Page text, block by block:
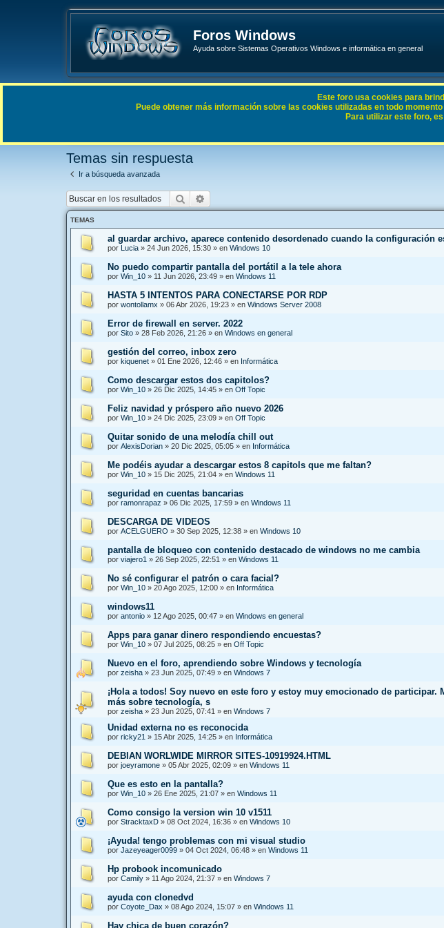
Foros Windows
Ayuda sobre Sistemas Operativos Windows e informática en general
Enlaces rápidos FAQ
Temas sin respuesta
Ir a búsqueda avanzada
Buscar
TEMAS
al guardar archivo, aparece contenido desordenado cuando la configuración
por Lucia » 24 Jun 2026, 15:30 » en Windows 10
No puedo compartir pantalla del portátil a la tele ahora
por Win_10 » 11 Jun 2026, 23:49 » en Windows 11
HASTA 5 INTENTOS PARA CONECTARSE POR RDP
por wontollamx » 06 Abr 2026, 19:23 » en Windows Server 2008
Error de firewall en server. 2022
por Sito » 28 Feb 2026, 21:26 » en Windows en general
gestión del correo, inbox zero
por kiquenet » 01 Ene 2026, 12:46 » en Informática
Como descargar estos dos capitolos?
por Win_10 » 26 Dic 2025, 14:45 » en Off Topic
Feliz navidad y próspero año nuevo 2026
por Win_10 » 24 Dic 2025, 23:09 » en Off Topic
Quitar sonido de una melodía chill out
por AlexisDorian » 20 Dic 2025, 05:05 » en Informática
Me podéis ayudar a descargar estos 8 capitols que me faltan?
por Win_10 » 15 Dic 2025, 21:04 » en Windows 11
seguridad en cuentas bancarias
por ramonrapaz » 06 Dic 2025, 17:59 » en Windows 11
DESCARGA DE VIDEOS
por ACELGUERO » 30 Sep 2025, 12:38 » en Windows 10
pantalla de bloqueo con contenido destacado de windows no me cambia
por viajero1 » 26 Sep 2025, 22:51 » en Windows 11
No sé configurar el patrón o cara facial?
por Win_10 » 20 Ago 2025, 12:00 » en Informática
windows11
por antonio » 12 Ago 2025, 00:47 » en Windows en general
Apps para ganar dinero respondiendo encuestas?
por Win_10 » 07 Jul 2025, 08:25 » en Off Topic
Nuevo en el foro, aprendiendo sobre Windows y tecnología
por zeisha » 23 Jun 2025, 07:49 » en Windows 7
¡Hola a todos! Soy nuevo en este foro y estoy muy emocionado de participar.
más sobre tecnología, s
por zeisha » 23 Jun 2025, 07:41 » en Windows 7
Unidad externa no es reconocida
por ricky21 » 15 Abr 2025, 14:25 » en Informática
DEBIAN WORLWIDE MIRROR SITES-10919924.HTML
por joeyramone » 05 Abr 2025, 02:09 » en Windows 11
Que es esto en la pantalla?
por Win_10 » 26 Ene 2025, 21:07 » en Windows 11
Como consigo la version win 10 v1511
por StracktaxD » 08 Oct 2024, 16:36 » en Windows 10
¡Ayuda! tengo problemas con mi visual studio
por Jazeyeager0099 » 04 Oct 2024, 06:48 » en Windows 11
Hp probook incomunicado
por Camily » 11 Ago 2024, 21:37 » en Windows 7
ayuda con clonedvd
por Coyote_Dax » 08 Ago 2024, 15:07 » en Windows 11
Hay chica de buen corazón?
Este foro usa cookies para
Puede obtener más información sobre las cookies utilizadas en todo
Para utilizar este foro,